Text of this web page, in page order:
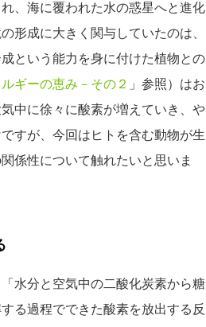
、海に覆われた水の惑星へと進化
形成に大きく関与していたのは、
という能力を身に付けた植物との
ギーの恵み－その２ 」参照）はお
中に徐々に酸素が増えていき、や
すが、今回はヒトを含む動物が生
係性について触れたいと思いま
水分と空気中の二酸化炭素から糖
る過程でできた酸素を放出する反